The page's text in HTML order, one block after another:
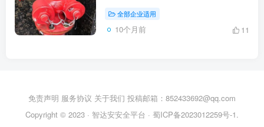
全部企业适用
10个月前 11
免责声明 服务协议 关于我们 投稿邮箱：852433692@qq.com
Copyright © 2023 · 智达安安全平台 · 蜀ICP备2023012259号-1.